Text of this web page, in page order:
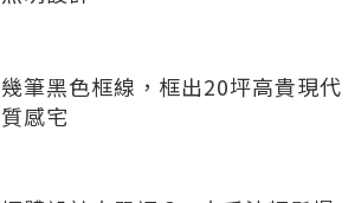
幾筆黑色框線，框出20坪高貴現代
質感宅